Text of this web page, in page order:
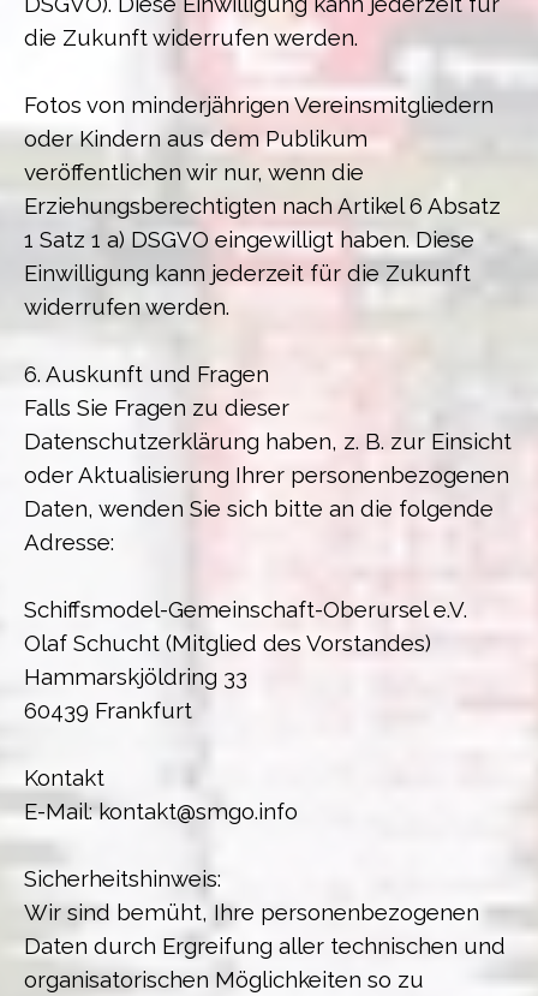
die Zukunft widerrufen werden.
Fotos von minderjährigen Vereinsmitgliedern
oder Kindern aus dem Publikum
veröffentlichen wir nur, wenn die
Erziehungsberechtigten nach Artikel 6 Absatz
1 Satz 1 a) DSGVO eingewilligt haben. Diese
Einwilligung kann jederzeit für die Zukunft
widerrufen werden.
6. Auskunft und Fragen
Falls Sie Fragen zu dieser
Datenschutzerklärung haben, z. B. zur Einsicht
oder Aktualisierung Ihrer personenbezogenen
Daten, wenden Sie sich bitte an die folgende
Adresse:
Schiffsmodel-Gemeinschaft-Oberursel e.V.
Olaf Schucht (Mitglied des Vorstandes)
Hammarskjöldring 33
60439 Frankfurt
Kontakt
E-Mail: kontakt@smgo.info
Sicherheitshinweis:
Wir sind bemüht, Ihre personenbezogenen
Daten durch Ergreifung aller technischen und
organisatorischen Möglichkeiten so zu